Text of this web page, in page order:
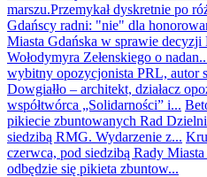
marszu.Przemykał dyskretnie po
Gdańscy radni: "nie" dla
Miasta Gdańska w sprawie decyzji
Wołodymyra Zełenskiego o
wybitny opozycjonista PRL, autor
Dowgiałło – architekt, działacz
współtwórca „Solidarności” i...
pikiecie zbuntowanych Rad
siedzibą RMG. Wydarzenie z...
czerwca, pod siedzibą Rady
odbędzie się pikieta zbuntow...